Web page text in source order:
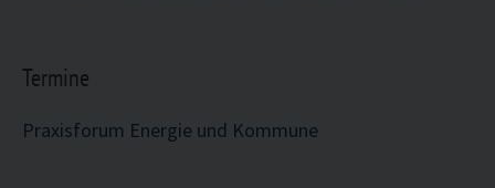
Termine
Praxisforum Energie und Kommune